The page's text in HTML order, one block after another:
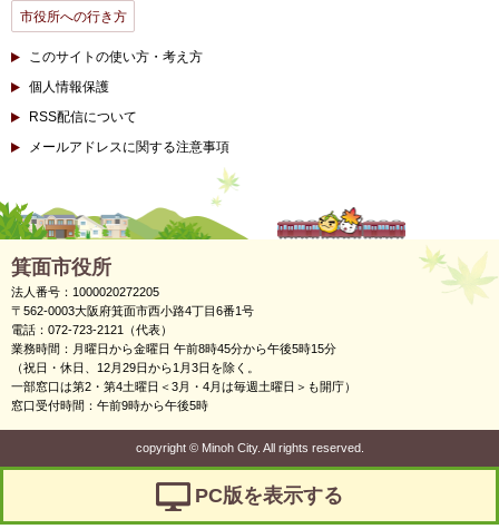
市役所への行き方
このサイトの使い方・考え方
個人情報保護
RSS配信について
メールアドレスに関する注意事項
箕面市役所
法人番号：1000020272205
〒562-0003大阪府箕面市西小路4丁目6番1号
電話：072-723-2121（代表）
業務時間：月曜日から金曜日 午前8時45分から午後5時15分
（祝日・休日、12月29日から1月3日を除く。
一部窓口は第2・第4土曜日＜3月・4月は毎週土曜日＞も開庁）
窓口受付時間：午前9時から午後5時
copyright ©Minoh City. All rights reserved.
PC版を表示する